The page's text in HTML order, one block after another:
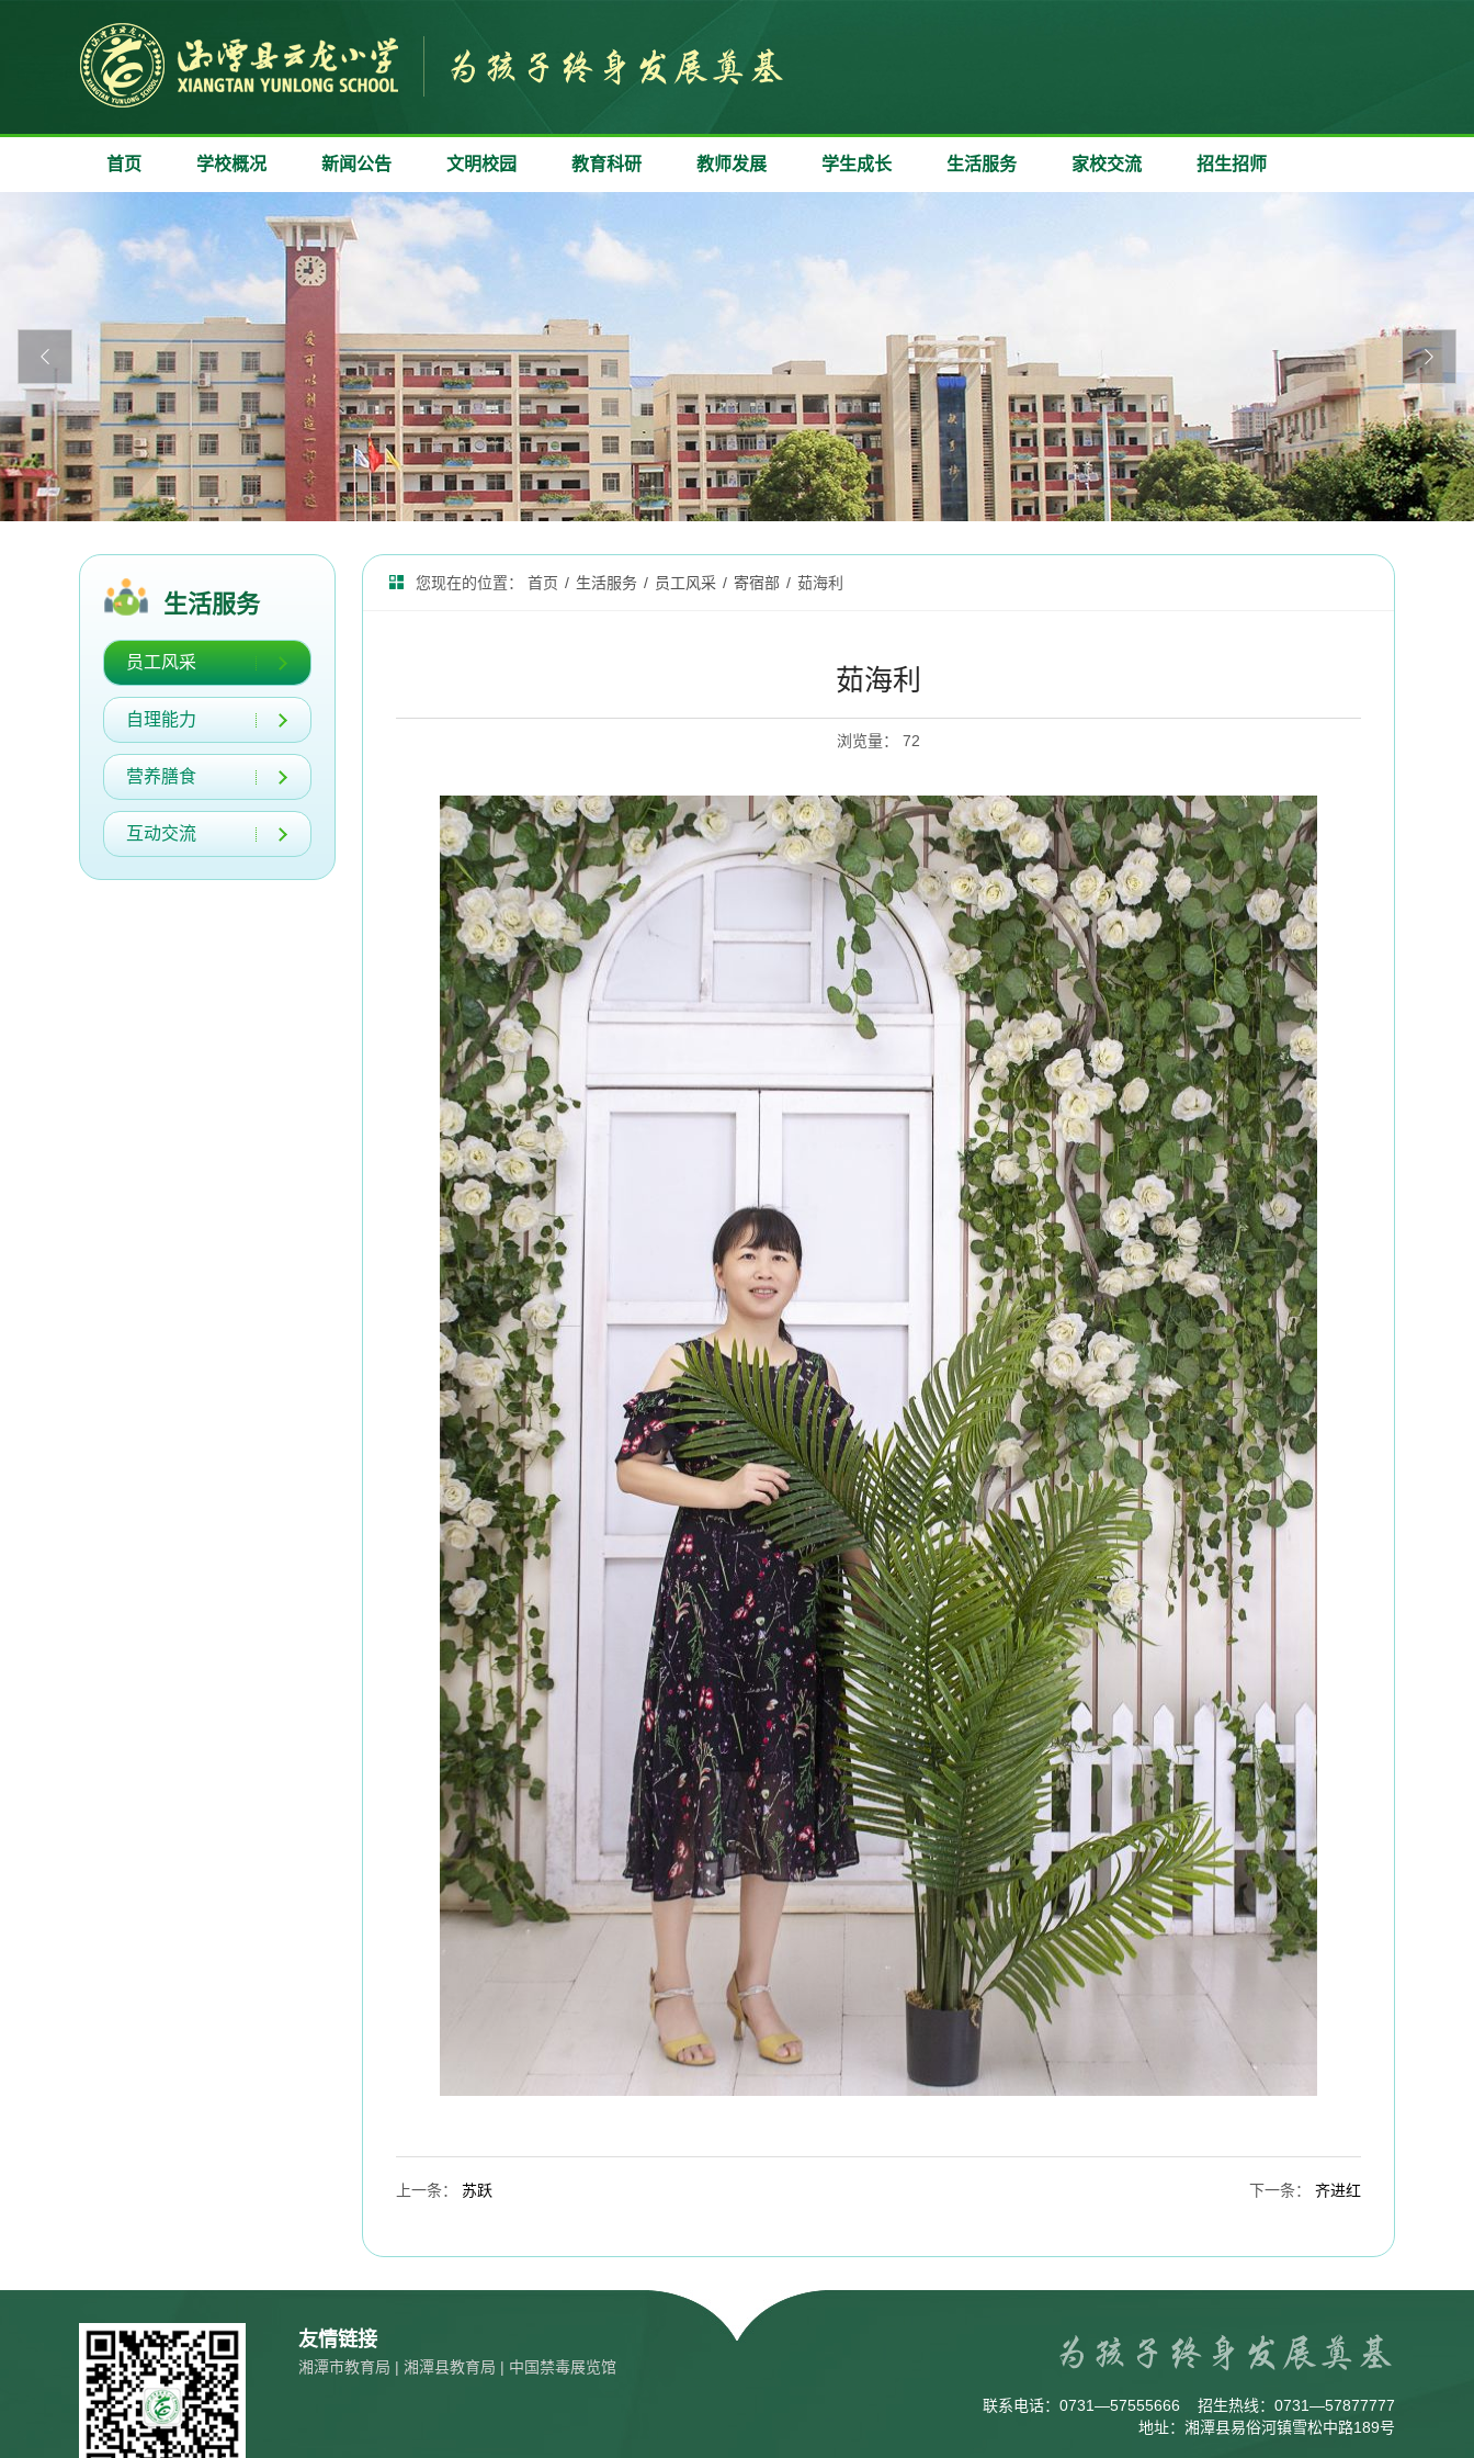
首页 学校概况 新闻公告 文明校园 教育科研 教师发展 学生成长 生活服务 家校交流 招生招师
 
生活服务
员工风采
自理能力
营养膳食
互动交流
您现在的位置： 首页 / 生活服务 / 员工风采 / 寄宿部 / 茹海利
茹海利
浏览量： 72
上一条： 苏跃 下一条： 齐进红
友情链接
湘潭市教育局 | 湘潭县教育局 | 中国禁毒展览馆
联系电话： 0731—57555666 招生热线： 0731—57877777
地址：湘潭县易俗河镇雪松中路189号